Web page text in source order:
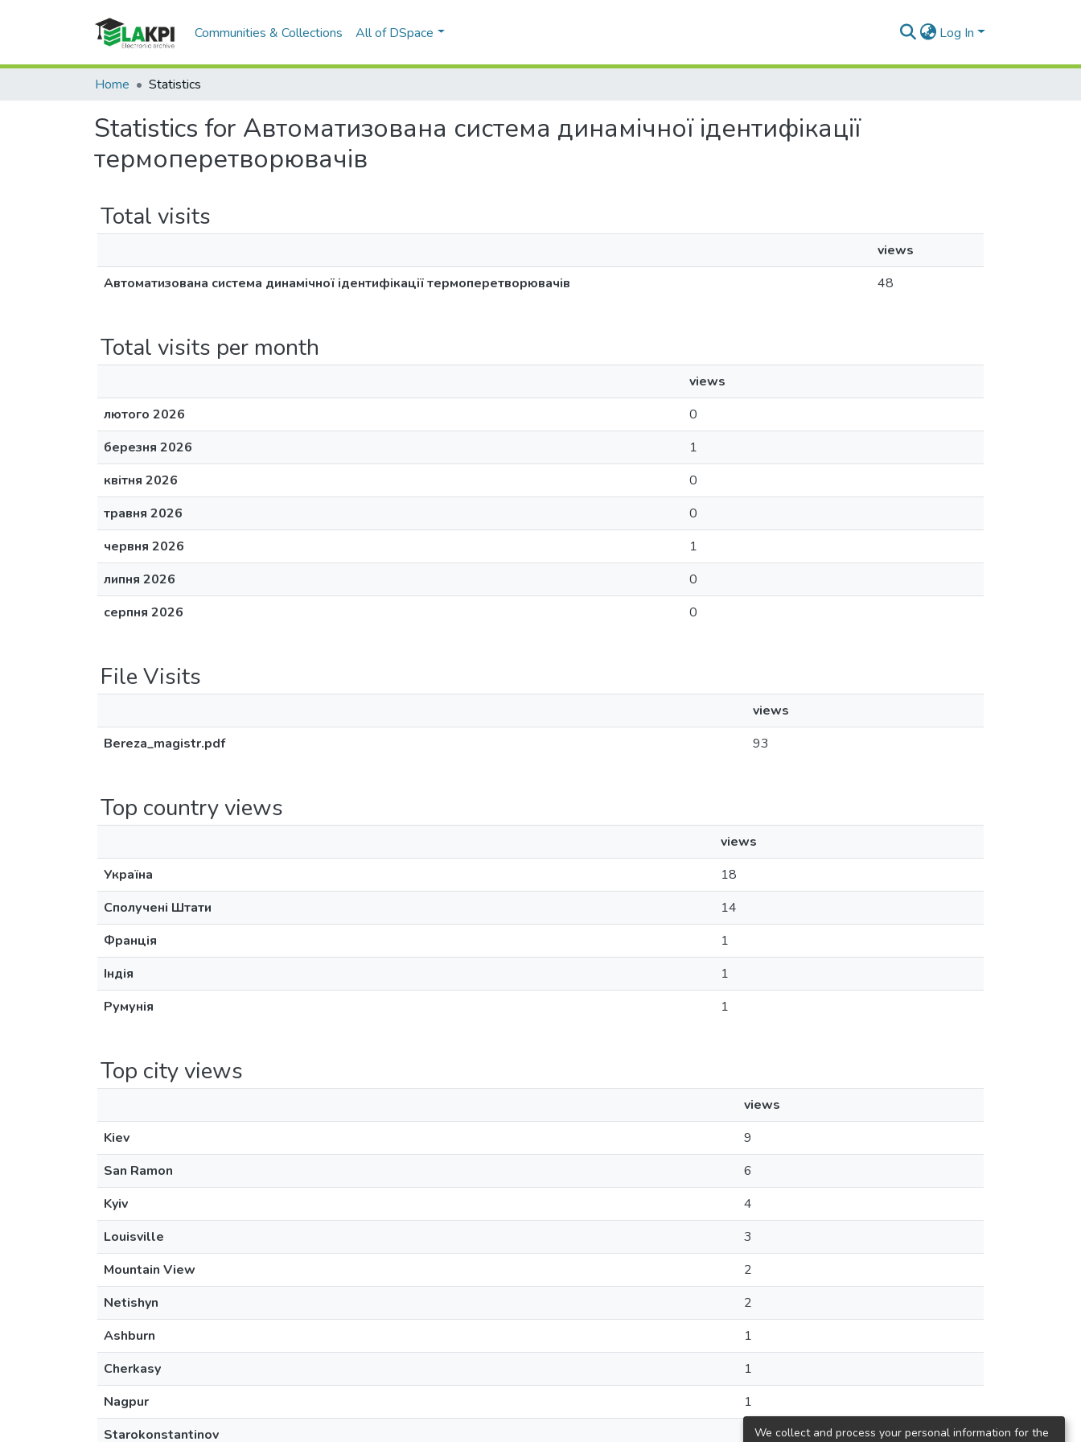
Communities & Collections All of DSpace Log In
Home Statistics
Statistics for Автоматизована система динамічної ідентифікації
термоперетворювачів
Total visits
views
Автоматизована система динамічної ідентифікації термоперетворювачів
48
Total visits per month
views
лютого 2026
0
березня 2026
1
квітня 2026
0
травня 2026
0
червня 2026
1
липня 2026
0
серпня 2026
0
File Visits
views
Bereza_magistr.pdf
93
Top country views
views
Україна
18
Сполучені Штати
14
Франція
1
Індія
1
Румунія
1
Top city views
views
Kiev
9
San Ramon
6
Kyiv
4
Louisville
3
Mountain View
2
Netishyn
2
Ashburn
1
Cherkasy
1
Nagpur
1
Starokonstantinov
We collect and process your personal information for the